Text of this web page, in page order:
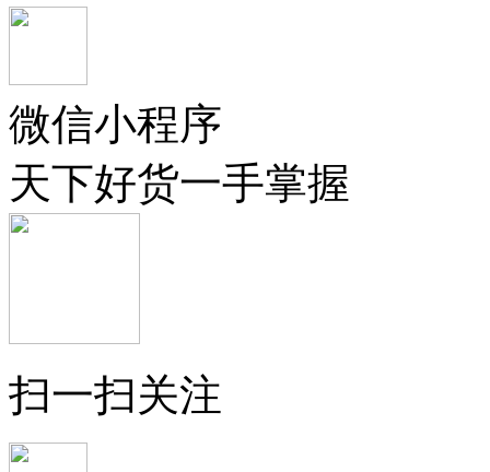
微信小程序
天下好货一手掌握
扫一扫关注